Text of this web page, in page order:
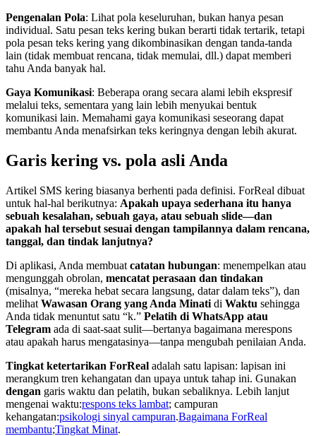
Pengenalan Pola: Lihat pola keseluruhan, bukan hanya pesan
individual. Satu pesan teks kering bukan berarti tidak tertarik, tetapi
pola pesan teks kering yang dikombinasikan dengan tanda-tanda
lain (tidak membuat rencana, tidak memulai, dll.) dapat memberi
tahu Anda banyak hal.
Gaya Komunikasi: Beberapa orang secara alami lebih ekspresif
melalui teks, sementara yang lain lebih menyukai bentuk
komunikasi lain. Memahami gaya komunikasi seseorang dapat
membantu Anda menafsirkan teks keringnya dengan lebih akurat.
Garis kering vs. pola asli Anda
Artikel SMS kering biasanya berhenti pada definisi. ForReal dibuat
untuk hal-hal berikutnya: Apakah upaya sederhana itu hanya
sebuah kesalahan, sebuah gaya, atau sebuah slide—dan
apakah hal tersebut sesuai dengan tampilannya dalam rencana,
tanggal, dan tindak lanjutnya?
Di aplikasi, Anda membuat catatan hubungan: menempelkan atau
mengunggah obrolan, mencatat perasaan dan tindakan
(misalnya, “mereka hebat secara langsung, datar dalam teks”), dan
melihat Wawasan Orang yang Anda Minati di Waktu sehingga
Anda tidak menuntut satu “k.” Pelatih di WhatsApp atau
Telegram ada di saat-saat sulit—bertanya bagaimana merespons
atau apakah harus mengatasinya—tanpa mengubah penilaian Anda.
Tingkat ketertarikan ForReal adalah satu lapisan: lapisan ini
merangkum tren kehangatan dan upaya untuk tahap ini. Gunakan
dengan garis waktu dan pelatih, bukan sebaliknya. Lebih lanjut
mengenai waktu:respons teks lambat; campuran
kehangatan:psikologi sinyal campuran.Bagaimana ForReal
membantu;Tingkat Minat.